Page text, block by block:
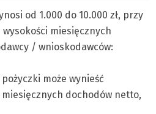
od 1.000 do 10.000 zł, przy
miesięcznych
/ wnioskodawców:
może wynieść
dochodów netto,